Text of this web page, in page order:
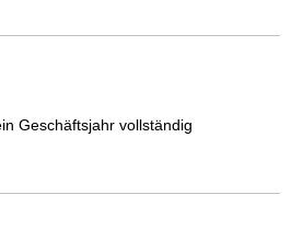
Geschäftsjahr vollständig